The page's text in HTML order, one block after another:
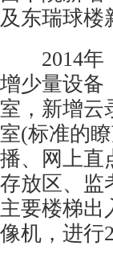
及东瑞球楼
2014年，
增少量设备
室，新增云
室(标准的
播、网上直
存放区、监
主要楼梯出
像机 ，进